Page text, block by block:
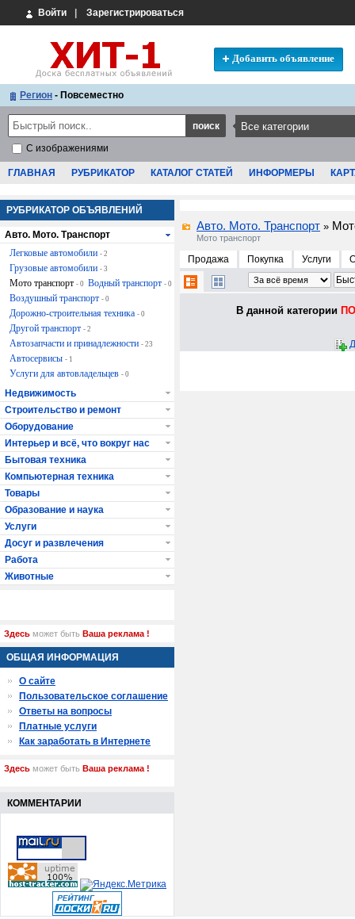
Войти Зарегистрироваться
Добавить объявление
Регион - Повсеместно
С изображениями
ГЛАВНАЯ РУБРИКАТОР КАТАЛОГ СТАТЕЙ ИНФОРМЕРЫ
Авто. Мото. Транспорт »
Мото транспорт
Продажа Покупка Услуги
В данной категории
РУБРИКАТОР ОБЪЯВЛЕНИЙ
Авто. Мото. Транспорт
Легковые автомобили - 2
Грузовые автомобили - 3
Мото транспорт - 0 Водный транспорт - 0
Воздушный транспорт - 0
Дорожно-строительная техника - 0
Другой транспорт - 2
Автозапчасти и принадлежности - 23
Автосервисы - 1
Услуги для автовладельцев - 0
Недвижимость
Строительство и ремонт
Оборудование
Интерьер и всё, что вокруг нас
Бытовая техника
Компьютерная техника
Товары
Образование и наука
Услуги
Досуг и развлечения
Работа
Животные
Здесь может быть Ваша реклама !
ОБЩАЯ ИНФОРМАЦИЯ
О сайте
Пользовательское соглашение
Ответы на вопросы
Платные услуги
Как заработать в Интернете
Здесь может быть Ваша реклама !
КОММЕНТАРИИ